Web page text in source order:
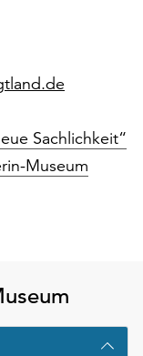
Sachlichkeit“
Museum